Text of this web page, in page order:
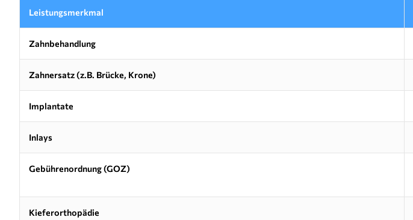
Leistungsmerkmal
Zahnbehandlung
Zahnersatz (z.B. Brücke, Krone)
Implantate
Inlays
Gebührenordnung (GOZ)
Kieferorthopädie